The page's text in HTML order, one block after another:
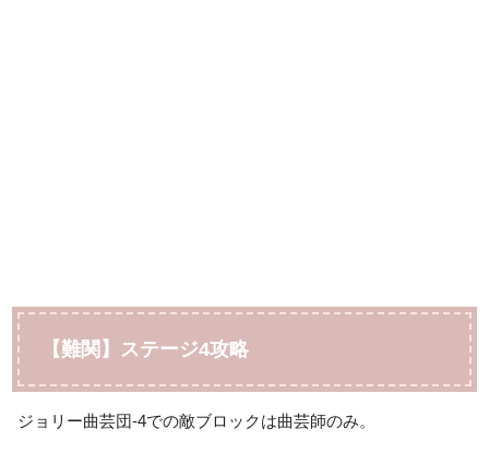
【難関】ステージ4攻略
ジョリー曲芸団-4での敵ブロックは曲芸師のみ。